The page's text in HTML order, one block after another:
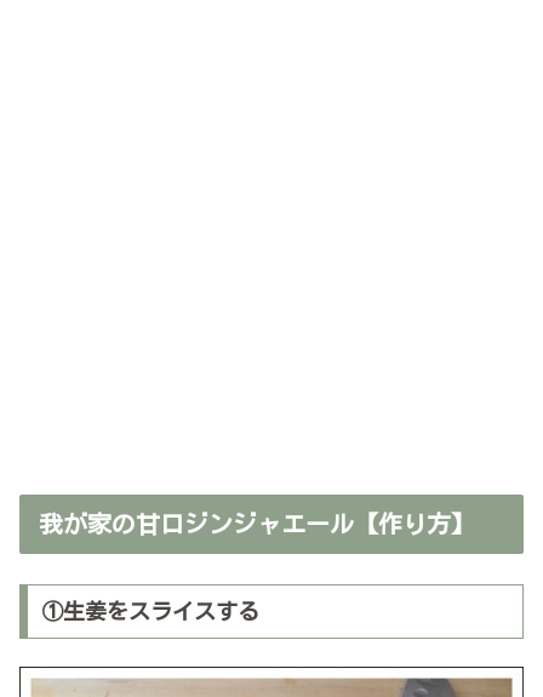
我が家の甘口ジンジャエール【作り方】
①生姜をスライスする